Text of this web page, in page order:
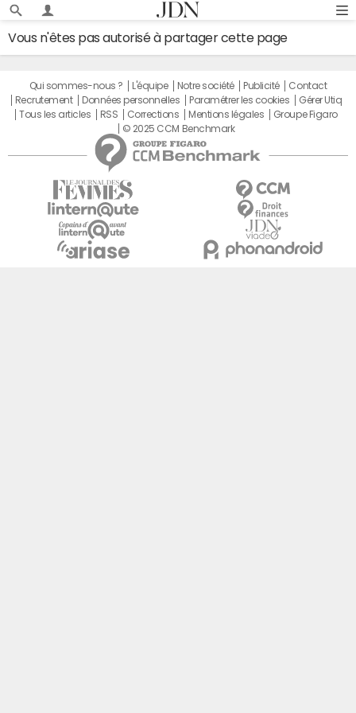
Vous n'êtes pas autorisé à partager cette page
Qui sommes-nous ? L'équipe Notre société Publicité
Contact
Recrutement
Données personnelles Paramétrer les cookies
Gérer Utiq
Tous les articles
RSS Corrections Mentions légales
Groupe Figaro
© 2025 CCM Benchmark